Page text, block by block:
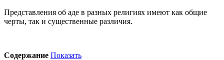
Представления об аде в разных религиях имеют как общие
черты, так и существенные различия.
Содержание Показать